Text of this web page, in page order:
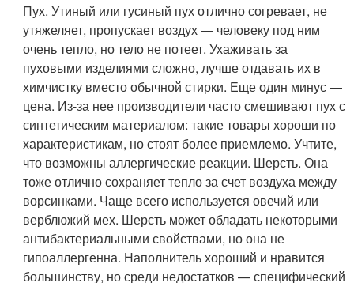
Пух. Утиный или гусиный пух отлично согревает, не
утяжеляет, пропускает воздух — человеку под ним
очень тепло, но тело не потеет. Ухаживать за
пуховыми изделиями сложно, лучше отдавать их в
химчистку вместо обычной стирки. Еще один минус —
цена. Из-за нее производители часто смешивают пух с
синтетическим материалом: такие товары хороши по
характеристикам, но стоят более приемлемо. Учтите,
что возможны аллергические реакции. Шерсть. Она
тоже отлично сохраняет тепло за счет воздуха между
ворсинками. Чаще всего используется овечий или
верблюжий мех. Шерсть может обладать некоторыми
антибактериальными свойствами, но она не
гипоаллергенна. Наполнитель хороший и нравится
большинству, но среди недостатков — специфический